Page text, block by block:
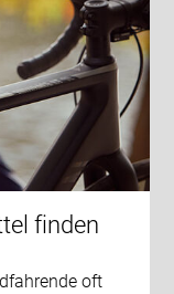
finden
oft